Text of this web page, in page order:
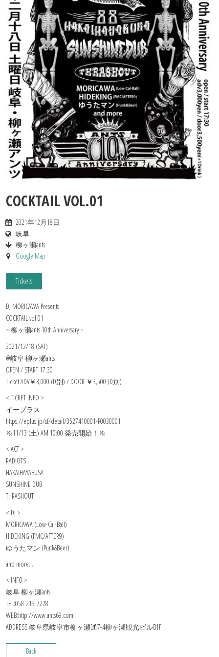
Contact
COCKTAIL VOL.01
2021年12月18日
岐阜
柳ヶ瀬ants
Google Map
Tickets
DJ MORICAWA Presents
COCKTAIL vol.01
~ 柳ヶ瀬ants 10th Anniversary ~
2021/12/18 (SAT)
@岐阜 柳ヶ瀬ants
OPEN / START 17:30
Ticket ADV￥3,000 (D別) / DOOR ￥3,500 (D別)
< TICKET INFO >
イープラス
https://eplus.jp/sf/detail/3527410001-P0030001
※11/13 (土) AM 10:00 発売開始！※
< ACT >
RADIOTS
HAKAIHAYABUSA
SUNSHINE DUB
THRASHOUT
< DJ >
MORICAWA (Low-Cal-Ball)
HIDEKING (FMC/AFTER9)
ゆうたマン (Punk&Beer)
and more…
< INFO >
岐阜 柳ヶ瀬ants
TEL:058-213-7228
WEB:http://www.ants69.com
ADDRESS:岐阜県岐阜市柳ヶ瀬通7-4柳ヶ瀬観光ビルB1F
Back